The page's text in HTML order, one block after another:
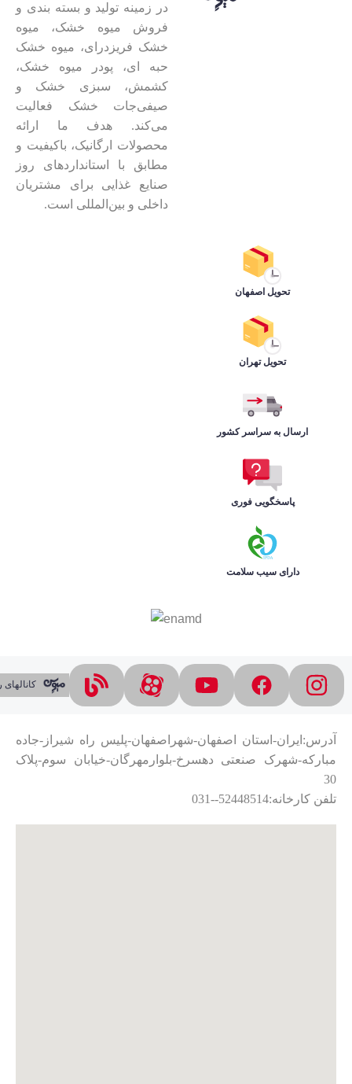
در زمینه تولید و بسته بندی و
فروش میوه خشک، میوه
خشک فریزدرای، میوه خشک
حبه ای، پودر میوه خشک،
کشمش، سبزی خشک و
صیفی‌جات خشک فعالیت
می‌کند. هدف ما ارائه
محصولات ارگانیک، باکیفیت و
مطابق با استانداردهای روز
صنایع غذایی برای مشتریان
داخلی و بین‌المللی است.
تحویل اصفهان
تحویل تهران
ارسال به سراسر کشور
پاسخگویی فوری
دارای سیب سلامت
آدرس:ایران-استان اصفهان-شهراصفهان-پلیس راه شیراز-جاده
مبارکه-شهرک صنعتی دهسرخ-بلوارمهرگان-خیابان سوم-پلاک
30
تلفن کارخانه:52448514--031